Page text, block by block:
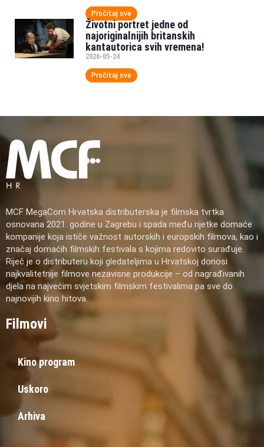
Pročitaj sve
Životni portret jedne od
najoriginalnijih britanskih
kantautorica svih vremena!
2026-05-24
Pročitaj sve
MCF MegaCom Hrvatska distributerska je filmska tvrtka
osnovana 2021. godine u Zagrebu i spada među rijetke domaće
kompanije koja ističe važnost autorskih i europskih filmova, kao i
značaj domaćih filmskih festivala s kojima redovito surađuje.
Riječ je o distributeru koji gledateljima u Hrvatskoj donosi
najkvalitetnije filmove nezavisne produkcije – od nagrađivanih
djela na najvećim svjetskim filmskim festivalima pa sve do
najnovijih kino hitova.
Filmovi
Kino program
Uskoro
Arhiva